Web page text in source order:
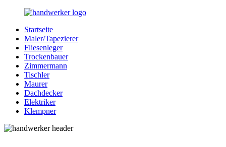
Zurück
Inhalt
Bessere-
Handwerker.de
Handwerker
Ihrer
Nähe
Startseite
Maler/Tapezierer
Fliesenleger
Trockenbauer
Zimmermann
Tischler
Maurer
Dachdecker
Elektriker
Klempner